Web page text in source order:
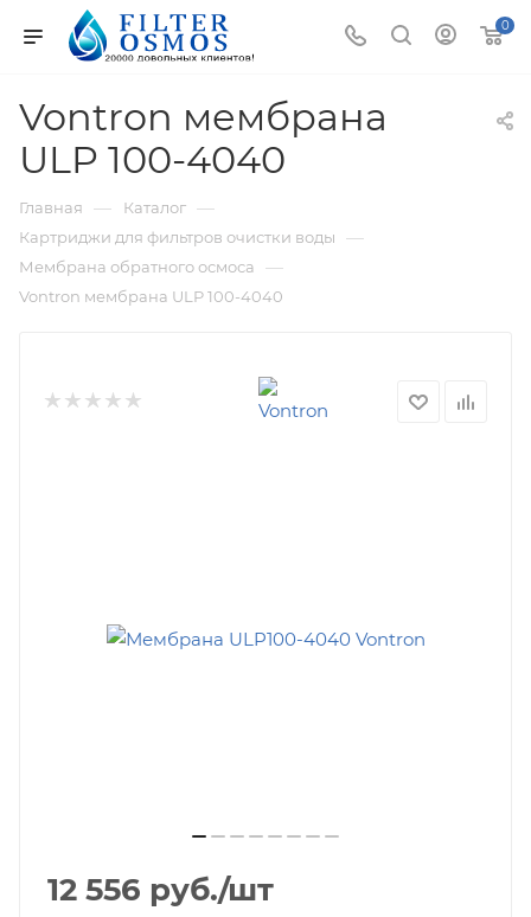
0
Vontron мембрана
ULP 100-4040
Главная — Каталог —
Картриджи для фильтров очистки воды —
Мембрана обратного осмоса —
Vontron мембрана ULP 100-4040
12 556 руб./шт